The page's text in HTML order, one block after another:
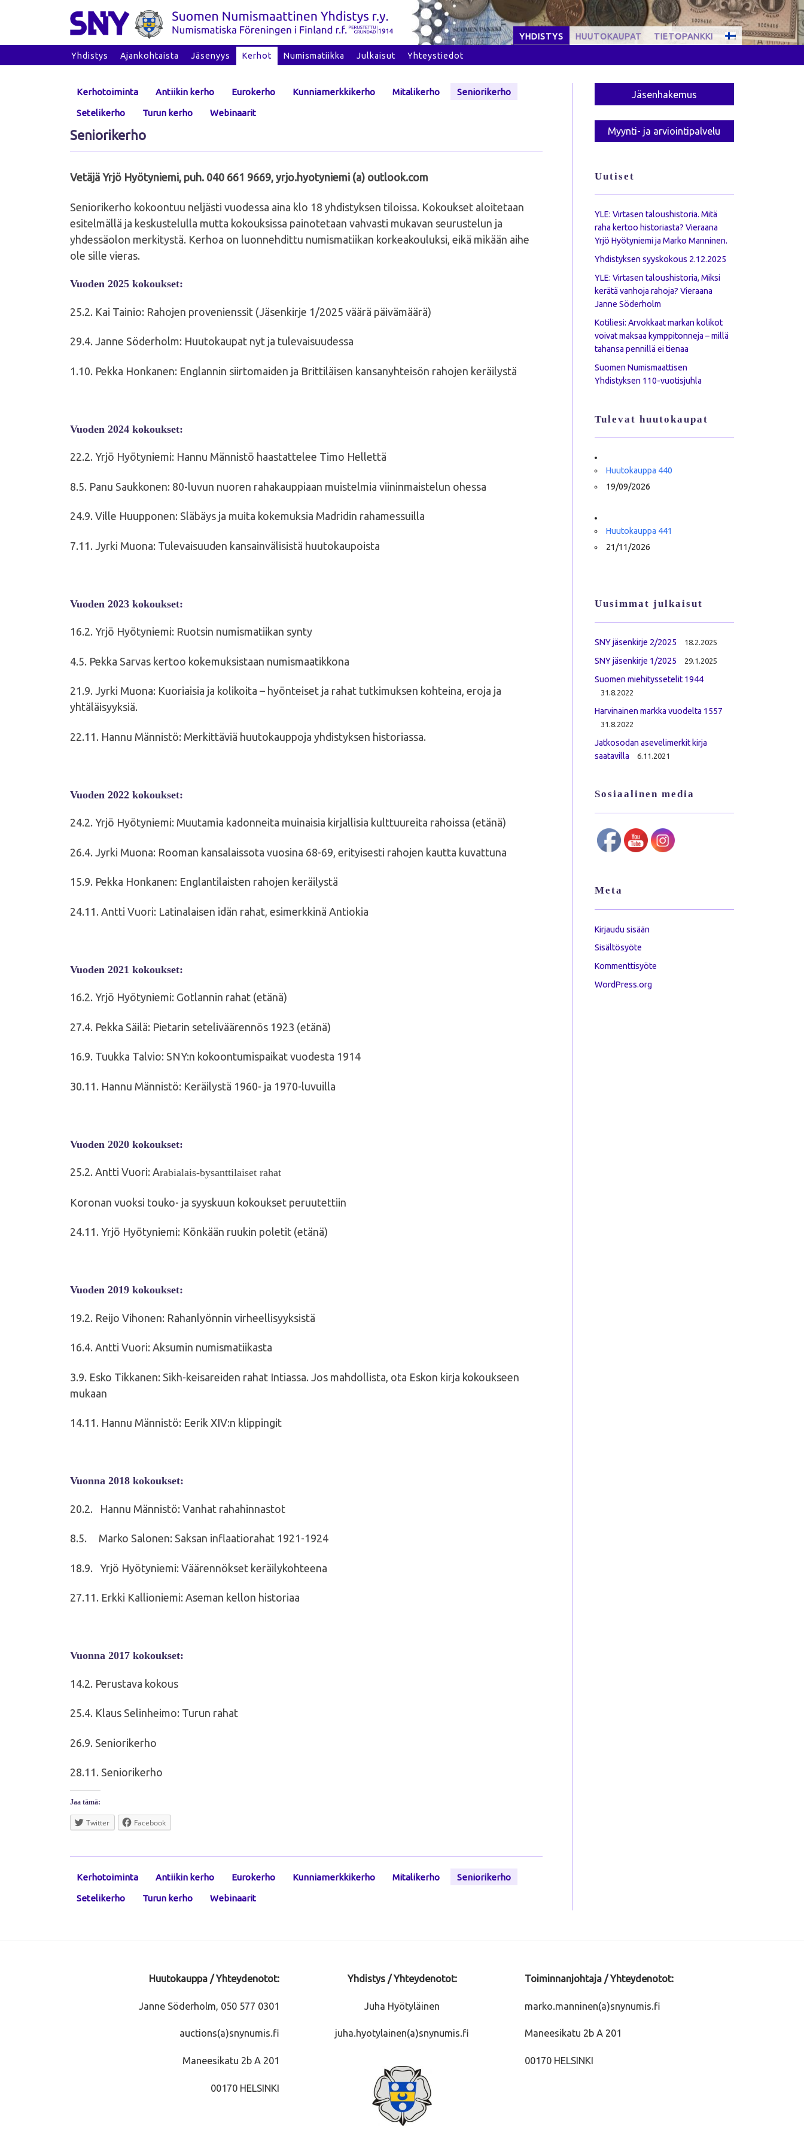
Skip to content
YHDISTYS HUUTOKAUPAT
TIETOPANKKI
Yhdistys
Ajankohtaista Jäsenyys Kerhot Numismatiikka Julkaisut Yhteystiedot
Kerhotoiminta Antiikin kerho Eurokerho Kunniamerkkikerho Mitalikerho Seniorikerho
Setelikerho Turun kerho Webinaarit
Seniorikerho
Vetäjä Yrjö Hyötyniemi, puh. 040 661 9669, yrjo.hyotyniemi (a) outlook.com
Seniorikerho kokoontuu neljästi vuodessa aina klo 18 yhdistyksen tiloissa. Kokoukset aloitetaan
esitelmällä ja keskustelulla mutta kokouksissa painotetaan vahvasti mukavan seurustelun ja
yhdessäolon merkitystä. Kerhoa on luonnehdittu numismatiikan korkeakouluksi, eikä mikään aihe
ole sille vieras.
Vuoden 2025 kokoukset:
25.2. Kai Tainio: Rahojen provenienssit (Jäsenkirje 1/2025 väärä päivämäärä)
29.4. Janne Söderholm: Huutokaupat nyt ja tulevaisuudessa
1.10. Pekka Honkanen: Englannin siirtomaiden ja Brittiläisen kansanyhteisön rahojen keräilystä
Vuoden 2024 kokoukset:
22.2. Yrjö Hyötyniemi: Hannu Männistö haastattelee Timo Hellettä
8.5. Panu Saukkonen: 80-luvun nuoren rahakauppiaan muistelmia viininmaistelun ohessa
24.9. Ville Huupponen: Släbäys ja muita kokemuksia Madridin rahamessuilla
7.11. Jyrki Muona: Tulevaisuuden kansainvälisistä huutokaupoista
Vuoden 2023 kokoukset:
16.2. Yrjö Hyötyniemi: Ruotsin numismatiikan synty
4.5. Pekka Sarvas kertoo kokemuksistaan numismaatikkona
21.9. Jyrki Muona: Kuoriaisia ja kolikoita – hyönteiset ja rahat tutkimuksen kohteina, eroja ja
yhtäläisyyksiä.
22.11. Hannu Männistö: Merkittäviä huutokauppoja yhdistyksen historiassa.
Vuoden 2022 kokoukset:
24.2. Yrjö Hyötyniemi: Muutamia kadonneita muinaisia kirjallisia kulttuureita rahoissa (etänä)
26.4. Jyrki Muona: Rooman kansalaissota vuosina 68-69, erityisesti rahojen kautta kuvattuna
15.9. Pekka Honkanen: Englantilaisten rahojen keräilystä
24.11. Antti Vuori: Latinalaisen idän rahat, esimerkkinä Antiokia
Vuoden 2021 kokoukset:
16.2. Yrjö Hyötyniemi: Gotlannin rahat (etänä)
27.4. Pekka Säilä: Pietarin seteliväärennös 1923 (etänä)
16.9. Tuukka Talvio: SNY:n kokoontumispaikat vuodesta 1914
30.11. Hannu Männistö: Keräilystä 1960- ja 1970-luvuilla
Vuoden 2020 kokoukset:
25.2. Antti Vuori: Arabialais-bysanttilaiset rahat
Koronan vuoksi touko- ja syyskuun kokoukset peruutettiin
24.11. Yrjö Hyötyniemi: Könkään ruukin poletit (etänä)
Vuoden 2019 kokoukset:
19.2. Reijo Vihonen: Rahanlyönnin virheellisyyksistä
16.4. Antti Vuori: Aksumin numismatiikasta
3.9. Esko Tikkanen: Sikh-keisareiden rahat Intiassa. Jos mahdollista, ota Eskon kirja kokoukseen
mukaan
14.11. Hannu Männistö: Eerik XIV:n klippingit
Vuonna 2018 kokoukset:
20.2. Hannu Männistö: Vanhat rahahinnastot
8.5. Marko Salonen: Saksan inflaatiorahat 1921-1924
18.9. Yrjö Hyötyniemi: Väärennökset keräilykohteena
27.11. Erkki Kallioniemi: Aseman kellon historiaa
Vuonna 2017 kokoukset:
14.2. Perustava kokous
25.4. Klaus Selinheimo: Turun rahat
26.9. Seniorikerho
28.11. Seniorikerho
Jaa tämä:
Twitter Facebook
Kerhotoiminta Antiikin kerho Eurokerho Kunniamerkkikerho Mitalikerho Seniorikerho
Setelikerho Turun kerho Webinaarit
Jäsen­hakemus
Myynti- ja arviointi­palvelu
Uutiset
YLE: Virtasen taloushistoria. Mitä
raha kertoo historiasta? Vieraana
Yrjö Hyötyniemi ja Marko Manninen.
Yhdistyksen syyskokous 2.12.2025
YLE: Virtasen taloushistoria, Miksi
kerätä vanhoja rahoja? Vieraana
Janne Söderholm
Kotiliesi: Arvokkaat markan kolikot
voivat maksaa kymppitonneja – millä
tahansa pennillä ei tienaa
Suomen Numismaattisen
Yhdistyksen 110-vuotisjuhla
Tulevat huutokaupat
Huutokauppa 440
19/09/2026
Huutokauppa 441
21/11/2026
Uusimmat julkaisut
SNY jäsenkirje 2/2025 18.2.2025
SNY jäsenkirje 1/2025 29.1.2025
Suomen miehityssetelit 1944
31.8.2022
Harvinainen markka vuodelta 1557
31.8.2022
Jatkosodan asevelimerkit kirja
saatavilla
6.11.2021
Sosiaalinen media
Meta
Kirjaudu sisään
Sisältösyöte
Kommenttisyöte
WordPress.org
Huutokauppa / Yhteydenotot:
Janne Söderholm, 050 577 0301
auctions(a)snynumis.fi
Maneesikatu 2b A 201
00170 HELSINKI
Yhdistys / Yhteydenotot:
Juha Hyötyläinen
juha.hyotylainen(a)snynumis.fi
Toiminnanjohtaja / Yhteydenotot:
marko.manninen(a)snynumis.fi
Maneesikatu 2b A 201
00170 HELSINKI